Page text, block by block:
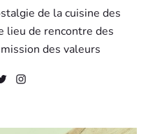
de la cuisine des
lieu de rencontre des
des valeurs
Instagram